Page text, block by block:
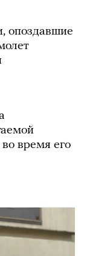
опоздавшие
время его